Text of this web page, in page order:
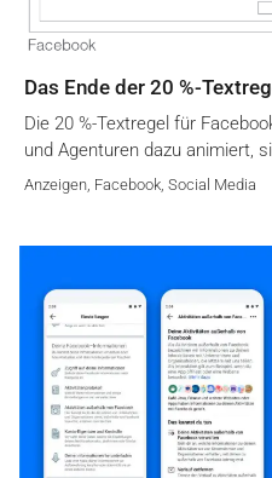
Das Ende der 20 %-
Die 20 %-Textregel für
und Agenturen dazu animiert,
Anzeigen Facebook Social Media